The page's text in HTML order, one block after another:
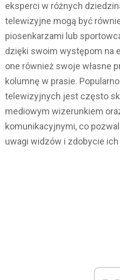
eksperci w różnych
telewizyjne mogą być
piosenkarzami lub
dzięki swoim występom na
one również swoje własne
kolumnę w prasie.
telewizyjnych jest często
mediowym wizerunkiem
komunikacyjnymi, co
uwagi widzów i zdobycie